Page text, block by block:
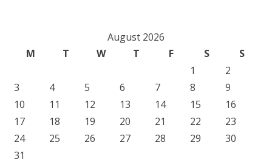
August 2026
M
T W T F S
S
1
2
3
4 5 6 7 8
9
10
11 12 13 14 15
16
17
18 19 20 21 22
23
24
25 26 27 28 29
30
31